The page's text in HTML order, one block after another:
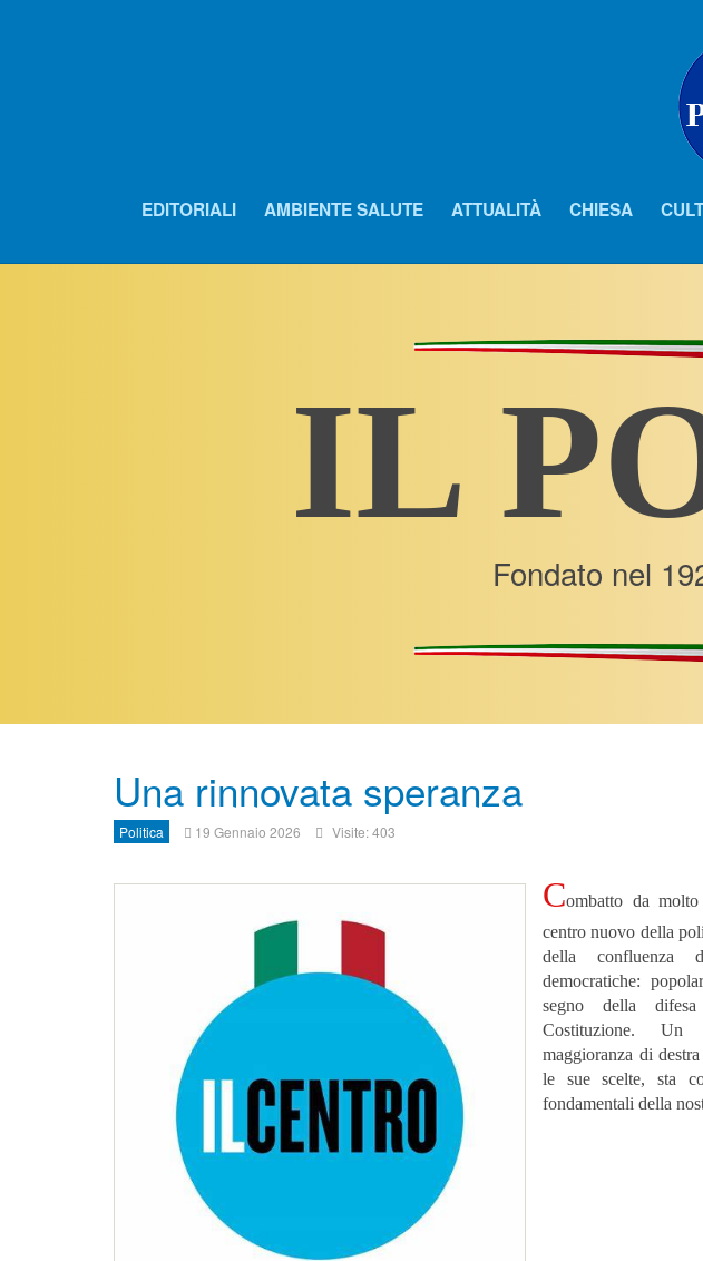
EDITORIALI AMBIENTE SALUTE ATTUALITÀ CHIESA
IL
Fondato nel
Una rinnovata speranza
Politica 19 Gennaio 2026 Visite: 403
Combatto da
centro nuovo della
della confluenza
democratiche:
segno della
Costituzione.Un
maggioranza di
le sue scelte, sta
fondamentali della